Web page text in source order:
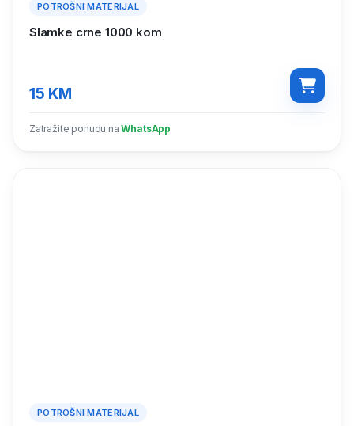
POTROŠNI MATERIJAL
Slamke crne 1000 kom
15 KM
Zatražite ponudu na WhatsApp
POTROŠNI MATERIJAL